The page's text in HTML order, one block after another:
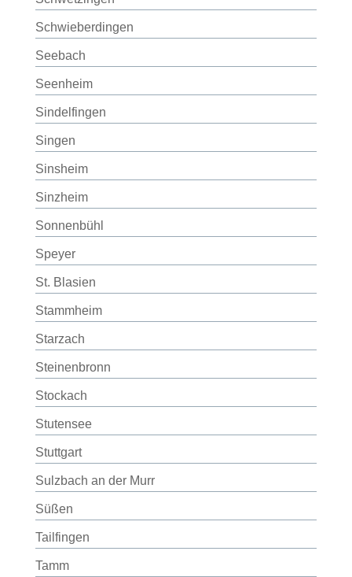
Schwieberdingen
Seebach
Seenheim
Sindelfingen
Singen
Sinsheim
Sinzheim
Sonnenbühl
Speyer
St. Blasien
Stammheim
Starzach
Steinenbronn
Stockach
Stutensee
Stuttgart
Sulzbach an der Murr
Süßen
Tailfingen
Tamm